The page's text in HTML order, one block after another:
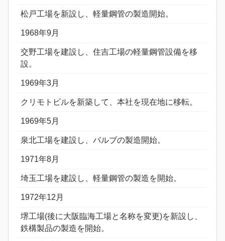
松戸工場を新設し、軽量鋼管の製造開始。
1968年9月
交野工場を建設し、住吉工場の軽量鋼管設備を移
設。
1969年3月
クリモトビルを新築して、本社を現在地に移転。
1969年5月
泉北工場を建設し、バルブの製造開始。
1971年8月
埼玉工場を建設し、軽量鋼管の製造を開始。
1972年12月
堺工場(後に大阪臨海工場と名称を変更)を新設し、
鉄構製品の製造を開始。